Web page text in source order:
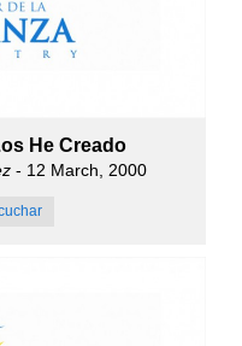
He Creado
- 12 March, 2000